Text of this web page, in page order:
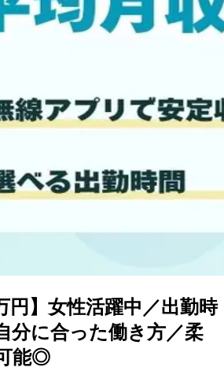
円】女性活躍中／出勤時
分に合った働き方／柔
能◎